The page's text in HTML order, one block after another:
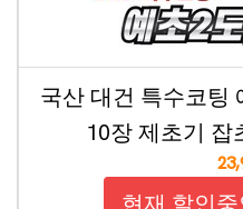
국산 대건 특수코팅
10장 제초기 잡